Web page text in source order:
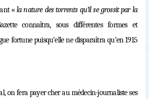
«la nature des torrents qu’il se grossit par la
connaîtra, sous différentes formes et
fortune puisqu’elle ne disparaîtra qu’en 1915
on fera payer cher au médecin-journaliste ses